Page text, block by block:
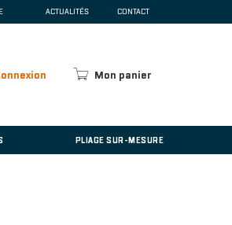
ACTUALITÉS CONTACT
Mon panier
PLIAGE SUR-MESURE